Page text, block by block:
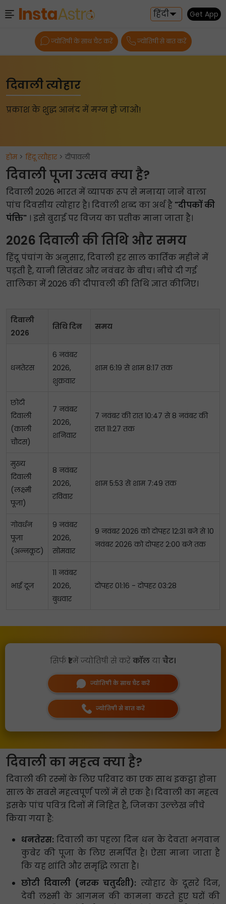
हिंदी Get App
ज्योतिषी के साथ चैट करें ज्योतिषी से बात करें
दिवाली त्योहार
प्रकाश के शुद्ध आनंद में मग्न हो जाओ!
होम> हिंदू त्यौहार> दीपावली
दिवाली पूजा उत्सव क्या है?
दिवाली 2026 भारत में व्यापक रूप से मनाया जाने वाला
पांच दिवसीय त्योहार है। दिवाली शब्द का अर्थ है "दीपकों की
पंक्ति" । इसे बुराई पर विजय का प्रतीक माना जाता है।
2026 दिवाली की तिथि और समय
हिंदू पंचांग के अनुसार, दिवाली हर साल कार्तिक महीने में
पड़ती है, यानी सितंबर और नवंबर के बीच। नीचे दी गई
तालिका में 2026 की दीपावली की तिथि ज्ञात कीजिए।
दिवाली
2026
तिथि दिन समय
धनतेरस
6 नवंबर
2026,
शुक्रवार
शाम 6:19 से शाम 8:17 तक
छोटी
दिवाली
(काली
चौदस)
7 नवंबर
2026,
शनिवार
7 नवंबर की रात 10:47 से 8 नवंबर की
रात 11:27 तक
मुख्य
दिवाली
(लक्ष्मी
पूजा)
8 नवंबर
2026,
रविवार
शाम 5:53 से शाम 7:49 तक
गोवर्धन
पूजा
(अन्नकूट)
9 नवंबर
2026,
सोमवार
9 नवंबर 2026 को दोपहर 12:31 बजे से 10
नवंबर 2026 को दोपहर 2:00 बजे तक
भाई दूज
11 नवंबर
2026,
बुधवार
दोपहर 01:16 - दोपहर 03:28
सिर्फ₹1में ज्योतिषी से करेंकॉलयाचैट।
ज्योतिषी के साथ चैट करें
ज्योतिषी से बात करें
दिवाली का महत्व क्या है?
दिवाली की रस्मों के लिए परिवार का एक साथ इकट्ठा होना
साल के सबसे महत्वपूर्ण पलों में से एक है। दिवाली का महत्व
इसके पांच पवित्र दिनों में निहित है, जिनका उल्लेख नीचे
किया गया है:
धनतेरस: दिवाली का पहला दिन धन के देवता भगवान
कुबेर की पूजा के लिए समर्पित है। ऐसा माना जाता है
कि यह शांति और समृद्धि लाता है।
छोटी दिवाली (नरक चतुर्दशी): त्योहार के दूसरे दिन,
देवी लक्ष्मी के आगमन की कामना करते हुए घरों की